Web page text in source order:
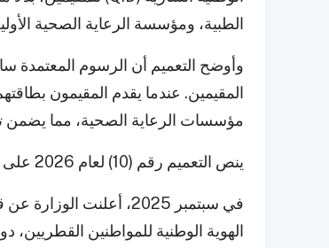
الطبية، ومؤسسة الرعاية الصحية
وأوضح التعميم أن الرسوم المعتمدة
مؤسسات الرعاية الصحية، مما يضمن
ينص التعميم رقم (10) لعام 2026 على إيقاف طباعة بطاقات الصحة للمقيمين.
في سبتمبر 2025، أعلنت
الهوية الوطنية للمواطنين